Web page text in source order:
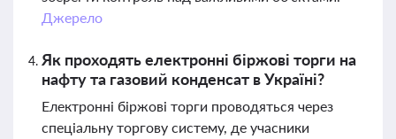
Джерело
Як проходять електронні біржові торги на
нафту та газовий конденсат в Україні?
Електронні біржові торги проводяться через
спеціальну торгову систему, де учасники